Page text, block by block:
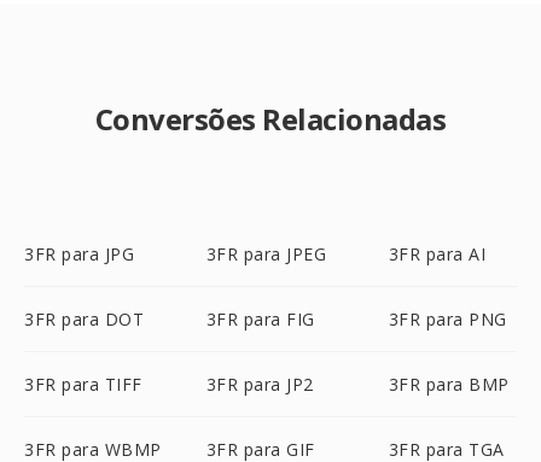
Conversões Relacionadas
3FR para JPG 3FR para JPEG 3FR para AI
3FR para DOT 3FR para FIG 3FR para PNG
3FR para TIFF 3FR para JP2 3FR para BMP
3FR para WBMP 3FR para GIF 3FR para TGA